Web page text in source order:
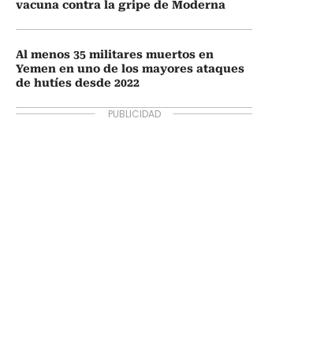
vacuna contra la gripe de Moderna
Al menos 35 militares muertos en
Yemen en uno de los mayores ataques
de hutíes desde 2022